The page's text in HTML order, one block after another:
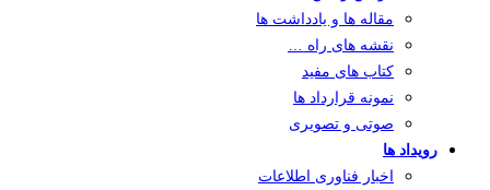
مقاله ها و یادداشت ها
نقشه های راه …
کتاب های مفید
نمونه قرارداد ها
صوتی و تصویری
رویداد ها
اخبار فناوری اطلاعات